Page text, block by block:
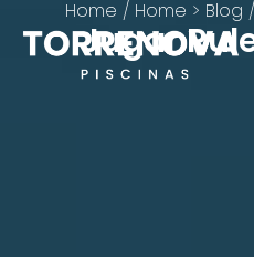
Home / Home > Blog /
Jugar